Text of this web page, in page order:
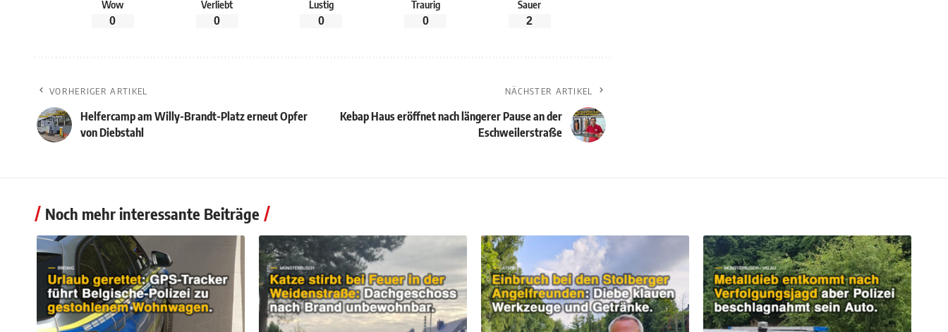
Wow
0
Verliebt
0
Lustig
0
Traurig
0
Sauer
2
VORHERIGER ARTIKEL
Helfercamp am Willy-Brandt-Platz erneut Opfer
von Diebstahl
NÄCHSTER ARTIKEL
Kebap Haus eröffnet nach längerer Pause an der
Eschweilerstraße
Noch mehr interessante Beiträge